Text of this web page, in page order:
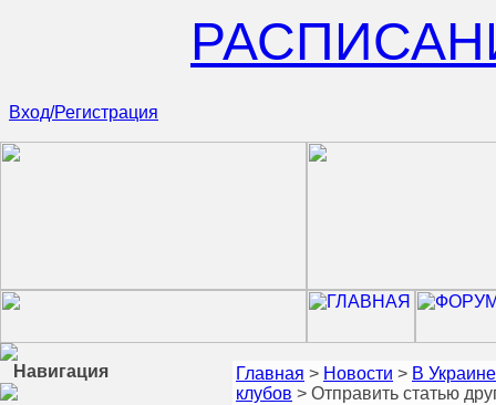
Вход/Регистрация
Навигация Главная > Новости > В
клубов > Отправить статью